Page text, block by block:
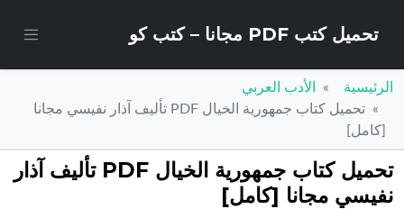
تحميل كتب PDF مجانا – كتب كو
الرئيسية
الأدب العربي
تحميل كتاب جمهورية الخيال PDF تأليف آذار نفيسي مجانا
[كامل]
تحميل كتاب جمهورية الخيال PDF تأليف آذار
نفيسي مجانا [كامل]